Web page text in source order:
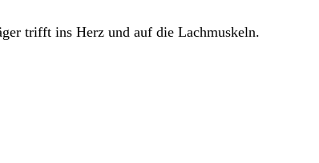
trifft ins Herz und auf die Lachmuskeln.